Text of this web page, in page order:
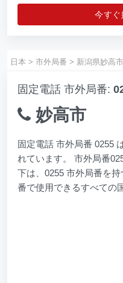
今す
日本 > 市外局番 > 新潟県妙高
固定電話 市外局番:
妙高市
固定電話 市外局番 0255
れています。 市外局番
下は、0255 市外局番を
番で使用できるすべての